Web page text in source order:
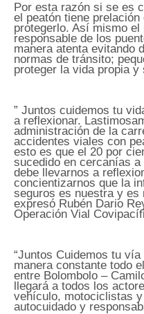
Por esta razón si se es
el peatón tiene
protegerlo. Así mismo
responsable de los
manera atenta evitando
normas de tránsito;
proteger la vida propia
” Juntos cuidemos tu
a reflexionar.
administración de la
accidentes viales con
esto es que el 20 por
sucedido en cercanías
debe llevarnos a
concientizarnos que la
seguros es nuestra y es
expresó Rubén Dario
Operación Vial
“Juntos Cuidemos tu
manera constante todo
entre Bolombolo –
llegará a todos los
vehículo, motociclistas
autocuidado y